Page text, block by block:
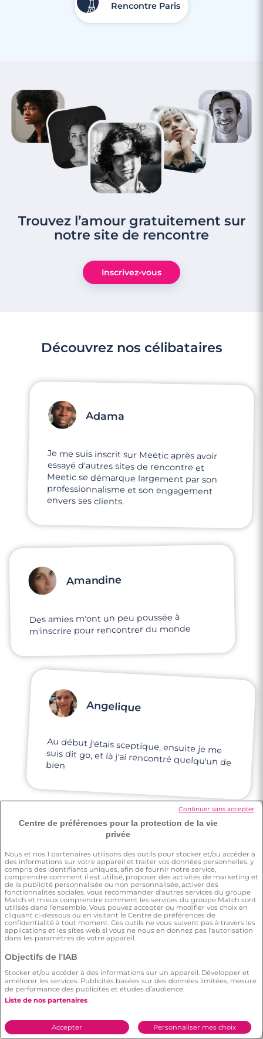
Rencontre Paris
Trouvez l’amour gratuitement sur
notre site de rencontre
Inscrivez-vous
Découvrez nos célibataires
Adama
Je me suis inscrit sur Meetic après avoir
essayé d'autres sites de rencontre et
Meetic se démarque largement par son
professionnalisme et son engagement
envers ses clients.
Amandine
Des amies m'ont un peu poussée à
m'inscrire pour rencontrer du monde
Angelique
Au début j'étais sceptique, ensuite je me
suis dit go, et là j'ai rencontré quelqu'un de
bien
Je me suis enfin sentie prête à avoir
quelqu'un dans ma vie ! Je dirais que je me
suis sentie déterminée !
Lauraine
J'ai une amie qui a trouvé l'âme-soeur sur
Centre de préférences pour la protection de la vie
privée
Nous et nos 1 partenaires utilisons des outils pour stocker et/ou accéder à
des informations sur votre appareil et traiter vos données personnelles, y
compris des identifiants uniques, afin de fournir notre service,
comprendre comment il est utilisé, proposer des activités de marketing et
de la publicité personnalisée ou non personnalisée, activer des
fonctionnalités sociales, vous recommander d'autres services du groupe
Match et mieux comprendre comment les services du groupe Match sont
utilisés dans l'ensemble. Vous pouvez accepter ou modifier vos choix en
cliquant ci-dessous ou en visitant le Centre de préférences de
confidentialité à tout moment. Ces outils ne vous suivent pas à travers les
applications et les sites web si vous ne nous en donnez pas l'autorisation
dans les paramètres de votre appareil.
Objectifs de l'IAB
Stocker et/ou accéder à des informations sur un appareil. Développer et
améliorer les services. Publicités basées sur des données limitées, mesure
de performance des publicités et études d’audience.
Liste de nos partenaires
Personnaliser mes choix
Accepter
Continuer sans accepter